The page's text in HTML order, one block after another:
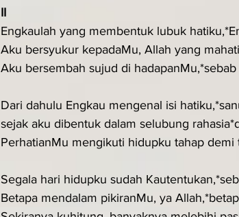
II
Engkaulah yang membentuk lubuk
Aku bersyukur kepadaMu, Allah yang
Aku bersembah sujud di
Dari dahulu Engkau mengenal isi
sejak aku dibentuk dalam selubung
PerhatianMu mengikuti hidupku tahap
Segala hari hidupku sudah
Betapa mendalam pikiranMu, ya